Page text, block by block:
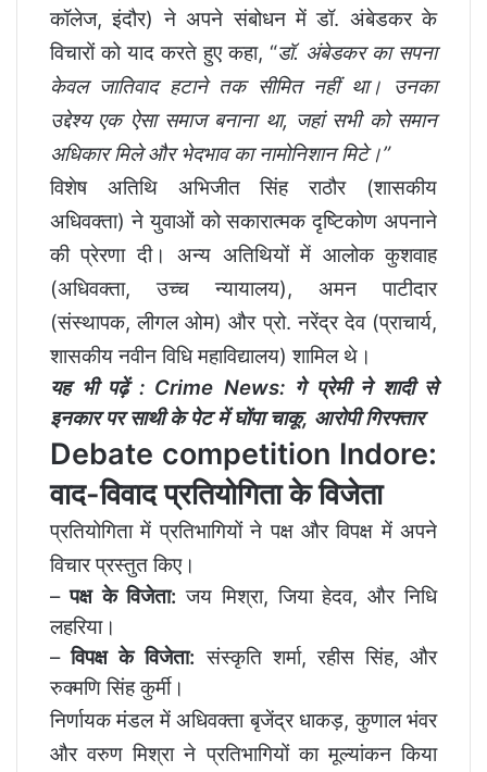
कॉलेज, इंदौर) ने अपने संबोधन में डॉ. अंबेडकर के
विचारों को याद करते हुए कहा, “डॉ. अंबेडकर का सपना
केवल जातिवाद हटाने तक सीमित नहीं था। उनका
उद्देश्य एक ऐसा समाज बनाना था, जहां सभी को समान
अधिकार मिले और भेदभाव का नामोनिशान मिटे।”
विशेष अतिथि अभिजीत सिंह राठौर (शासकीय
अधिवक्ता) ने युवाओं को सकारात्मक दृष्टिकोण अपनाने
की प्रेरणा दी। अन्य अतिथियों में आलोक कुशवाह
(अधिवक्ता, उच्च न्यायालय), अमन पाटीदार
(संस्थापक, लीगल ओम) और प्रो. नरेंद्र देव (प्राचार्य,
शासकीय नवीन विधि महाविद्यालय) शामिल थे।
यह भी पढ़ें : Crime News: गे प्रेमी ने शादी से
इनकार पर साथी के पेट में घोंपा चाकू, आरोपी गिरफ्तार
Debate competition Indore:
वाद-विवाद प्रतियोगिता के विजेता
प्रतियोगिता में प्रतिभागियों ने पक्ष और विपक्ष में अपने
विचार प्रस्तुत किए।
–पक्ष के विजेता: जय मिश्रा, जिया हेदव, और निधि
लहरिया।
–विपक्ष के विजेता: संस्कृति शर्मा, रहीस सिंह, और
रुक्मणि सिंह कुर्मी।
निर्णायक मंडल में अधिवक्ता बृजेंद्र धाकड़, कुणाल भंवर
और वरुण मिश्रा ने प्रतिभागियों का मूल्यांकन किया